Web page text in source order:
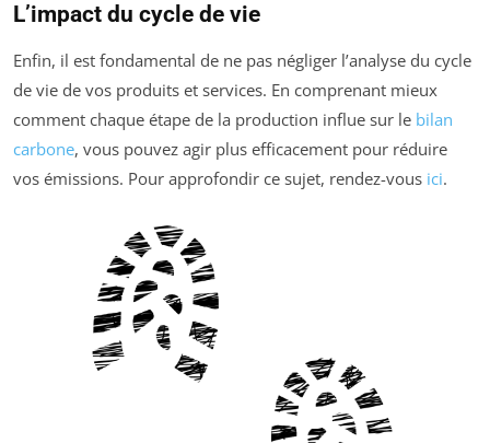
L’impact du cycle de vie
Enfin, il est fondamental de ne pas négliger l’analyse du cycle
de vie de vos produits et services. En comprenant mieux
comment chaque étape de la production influe sur le bilan
carbone, vous pouvez agir plus efficacement pour réduire
vos émissions. Pour approfondir ce sujet, rendez-vous ici.